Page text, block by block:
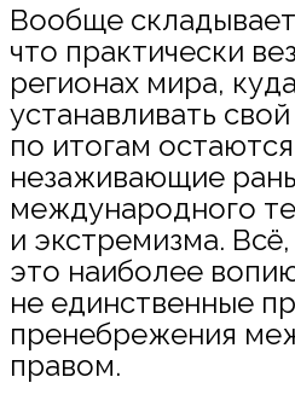
Вообще
что практически
регионах мира,
устанавливать
по итогам
незаживающие
международного
и экстремизма.
это наиболее
не единственные
пренебрежения
правом.